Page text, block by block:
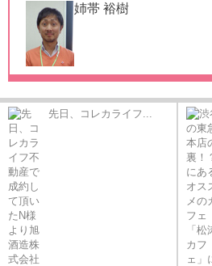
姉帯 裕樹
先日、コレカライフ...